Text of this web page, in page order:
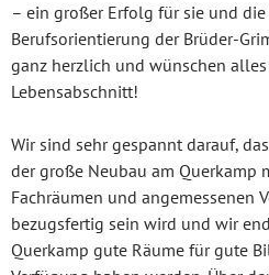
– ein großer Erfolg für sie und
Berufsorientierung der Brüder-
ganz herzlich und wünschen
Lebensabschnitt!
Wir sind sehr gespannt darauf,
der große Neubau am Querkamp
Fachräumen und angemessenen
bezugsfertig sein wird und wir
Querkamp gute Räume für gute